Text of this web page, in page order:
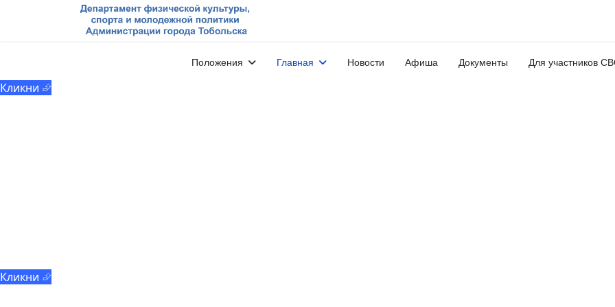
Положения Главная Новости Афиша Документы Для участников
Кликни ⮵
Кликни ⮵